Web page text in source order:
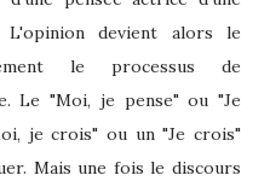
devient alors le
le processus de
Le "Moi, je pense" ou "Je
je crois" ou un "Je crois"
Mais une fois le discours